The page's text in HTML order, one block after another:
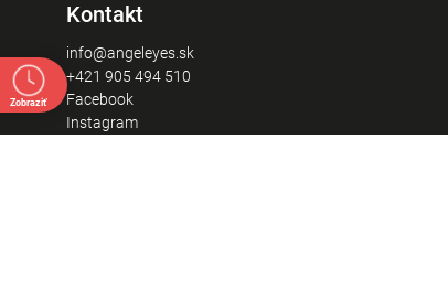
Kontakt
info@angeleyes.sk
+421 905 494 510
Facebook
Instagram
Zobraziť